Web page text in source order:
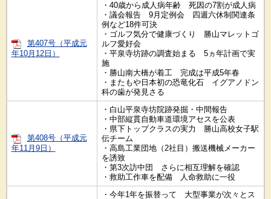
第407号（平成元
年10月12日）
・40歳から成人病年齢 死因の7割が成人病
・議会報告 9月定例会 四週六休制関連条
例など18件可決
・ゴルフ気分で健康づくり 勝山マレットゴ
ルフ愛好会
・平泉寺坊跡の調査始まる 5ヵ年計画で実
施
・勝山南大橋が着工 完成は平成5年春
・またもや日本初の恐竜化石 イグアノドン
科の歯が発見さる
第408号（平成元
年11月9日）
・白山平泉寺坊院跡発掘・中間報告
・中部縦貫自動車道環境アセスを公表
・県下トップクラスの実力 勝山高校女子駅
伝チーム
・高島工業団地（2社目）搬送機械メーカー
を誘致
・第3次訪中団 さらに相互理解を確認
・救助工作車を配備 人命救助に一役
・今年1年を振替って 大型事業が次々とス